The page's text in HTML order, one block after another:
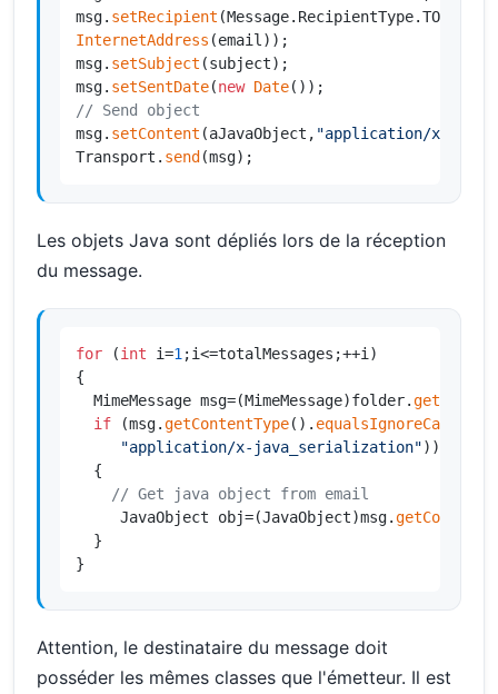
msg. setRecipient (Message.RecipientType.TO,
InternetAddress (email));
msg. setSubject (subject);
msg. setSentDate(new Date
// Send object
msg. setContent (aJavaObject, "application/x-
Transport. send(msg);
Les objets Java sont dépliés lors de la réception
du message.
for (int i=1 ;i<=totalMessages;++i)
{
  MimeMessage msg=(MimeMessage)folder.
if (msg.getContentType(). equalsIgnoreCase
"application/x-java_serialization"))
  {
// Get java object from email
     JavaObject obj=(JavaObject)msg.
getContent
  }
}
Attention, le destinataire du message doit
posséder les mêmes classes que l'émetteur. Il est